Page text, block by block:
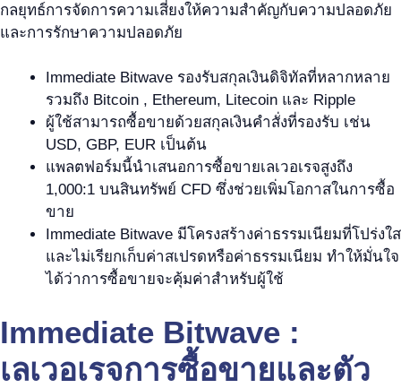
กลยุทธ์การจัดการความเสี่ยงให้ความสำคัญกับความปลอดภัย
และการรักษาความปลอดภัย
Immediate Bitwave รองรับสกุลเงินดิจิทัลที่หลากหลาย
รวมถึง Bitcoin , Ethereum, Litecoin และ Ripple
ผู้ใช้สามารถซื้อขายด้วยสกุลเงินคำสั่งที่รองรับ เช่น
USD, GBP, EUR เป็นต้น
แพลตฟอร์มนี้นำเสนอการซื้อขายเลเวอเรจสูงถึง
1,000:1 บนสินทรัพย์ CFD ซึ่งช่วยเพิ่มโอกาสในการซื้อ
ขาย
Immediate Bitwave มีโครงสร้างค่าธรรมเนียมที่โปร่งใส
และไม่เรียกเก็บค่าสเปรดหรือค่าธรรมเนียม ทำให้มั่นใจ
ได้ว่าการซื้อขายจะคุ้มค่าสำหรับผู้ใช้
Immediate Bitwave :
เลเวอเรจการซื้อขายและตัว